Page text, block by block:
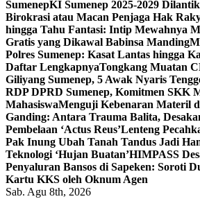
SumenepKI Sumenep 2025-2029
Birokrasi atau Macan Penjaga Hak
hingga Tahu Fantasi: Intip Mewahnya
Gratis yang Dikawal Babinsa Manding
Polres Sumenep: Kasat Lantas hingga
Daftar LengkapnyaTongkang Muatan
Giliyang Sumenep, 5 Awak Nyaris
RDP DPRD Sumenep, Komitmen SKK
MahasiswaMenguji Kebenaran Materil
Ganding: Antara Trauma Balita,
Pembelaan ‘Actus Reus’Lenteng
Pak Inung Ubah Tanah Tandus Jadi
Teknologi ‘Hujan Buatan’HIMPASS
Penyaluran Bansos di Sapeken: Soroti
Kartu KKS oleh Oknum Agen
Sab. Agu 8th, 2026